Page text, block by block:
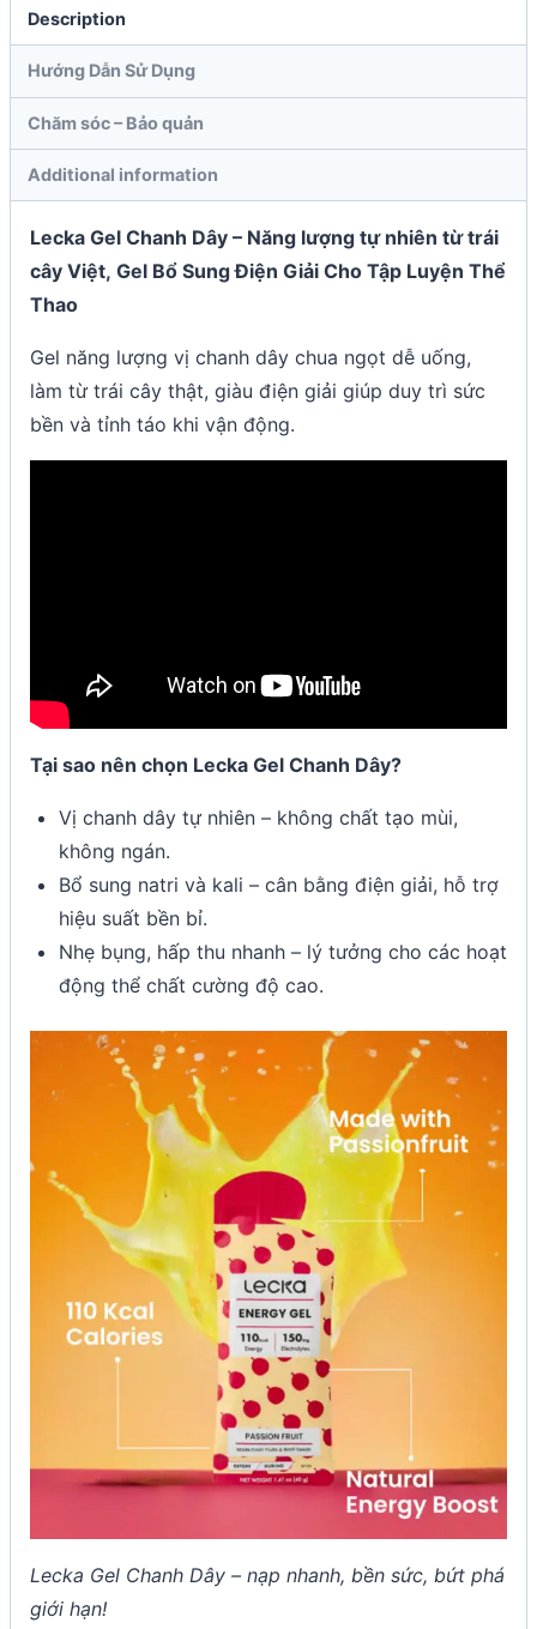
Description
Hướng Dẫn Sử Dụng
Chăm sóc – Bảo quản
Additional information
Lecka Gel Chanh Dây – Năng lượng tự nhiên từ trái
cây Việt, Gel Bổ Sung Điện Giải Cho Tập Luyện Thể
Thao
Gel năng lượng vị chanh dây chua ngọt dễ uống,
làm từ trái cây thật, giàu điện giải giúp duy trì sức
bền và tỉnh táo khi vận động.
Tại sao nên chọn Lecka Gel Chanh Dây?
Vị chanh dây tự nhiên – không chất tạo mùi,
không ngán.
Bổ sung natri và kali – cân bằng điện giải, hỗ trợ
hiệu suất bền bỉ.
Nhẹ bụng, hấp thu nhanh – lý tưởng cho các hoạt
động thể chất cường độ cao.
Lecka Gel Chanh Dây – nạp nhanh, bền sức, bứt phá
giới hạn!